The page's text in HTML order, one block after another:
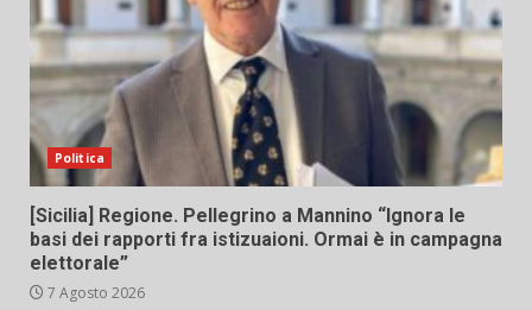
Politica
[Sicilia] Regione. Pellegrino a Mannino “Ignora le
basi dei rapporti fra istizuaioni. Ormai è in campagna
elettorale”
7 Agosto 2026